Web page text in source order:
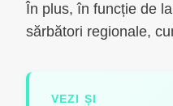
În plus, în funcție de
sărbători regionale,
VEZI ȘI